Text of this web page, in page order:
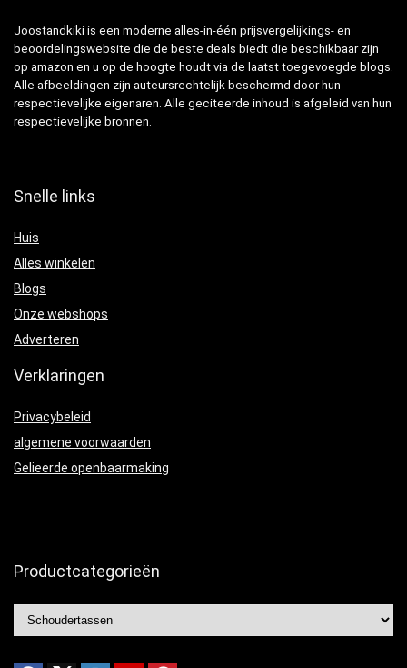
Joostandkiki is een moderne alles-in-één prijsvergelijkings- en
beoordelingswebsite die de beste deals biedt die beschikbaar zijn
op amazon en u op de hoogte houdt via de laatst toegevoegde blogs.
Alle afbeeldingen zijn auteursrechtelijk beschermd door hun
respectievelijke eigenaren. Alle geciteerde inhoud is afgeleid van hun
respectievelijke bronnen.
Snelle links
Huis
Alles winkelen
Blogs
Onze webshops
Adverteren
Verklaringen
Privacybeleid
algemene voorwaarden
Gelieerde openbaarmaking
Productcategorieën